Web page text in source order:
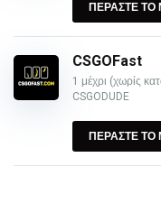
ΠΕΡΑΣΤΕ
CSGOFast
1 μέχρι (χωρίς
CSGODUDE
ΠΕΡΑΣΤΕ